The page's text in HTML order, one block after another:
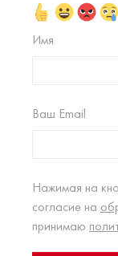
Имя
Ваш Email
Нажимая на
согласие на
принимаю